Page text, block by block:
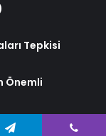
Tepkisi
Önemli